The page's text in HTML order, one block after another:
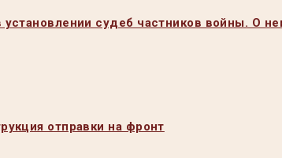
судеб частников войны. О
отправки на фронт